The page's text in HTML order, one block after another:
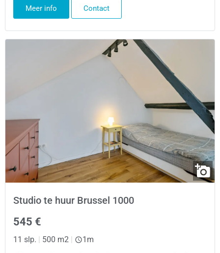
Meer info Contact
Studio te huur Brussel 1000
545 €
11 slp. | 500 m2 | 1m